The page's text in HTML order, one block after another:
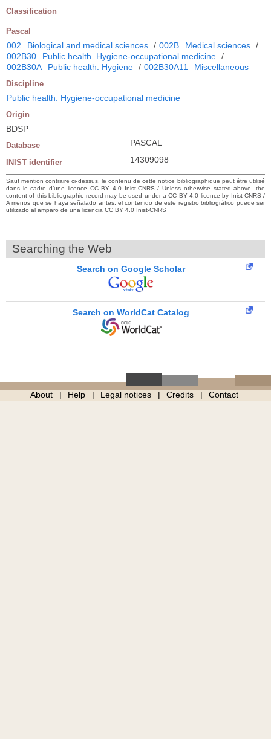
Classification
Pascal
002 Biological and medical sciences / 002B Medical sciences /
002B30
Public health. Hygiene-occupational medicine /
002B30A
Public health. Hygiene / 002B30A11 Miscellaneous
Discipline
Public health. Hygiene-occupational medicine
Origin
BDSP
Database PASCAL
INIST identifier 14309098
Sauf mention contraire ci-dessus, le contenu de cette notice bibliographique peut être utilisé
dans le cadre d’une licence CC BY 4.0 Inist-CNRS / Unless otherwise stated above, the
content of this bibliographic record may be used under a CC BY 4.0 licence by Inist-CNRS /
A menos que se haya señalado antes, el contenido de este registro bibliográfico puede ser
utilizado al amparo de una licencia CC BY 4.0 Inist-CNRS
Searching the Web
Search on Google Scholar
Search on WorldCat Catalog
About Help Legal notices Credits Contact